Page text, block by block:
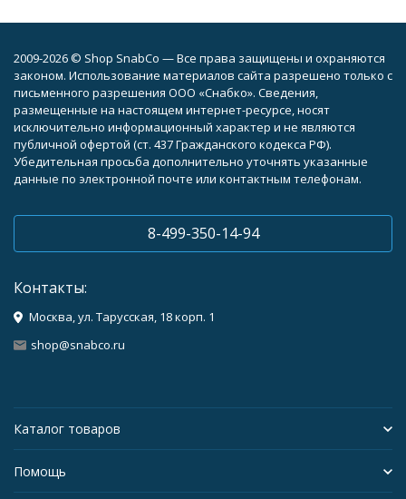
2009-2026 © Shop SnabCo — Все права защищены и охраняются
законом. Использование материалов сайта разрешено только с
письменного разрешения ООО «Снабко». Сведения,
размещенные на настоящем интернет-ресурсе, носят
исключительно информационный характер и не являются
публичной офертой (ст. 437 Гражданского кодекса РФ).
Убедительная просьба дополнительно уточнять указанные
данные по электронной почте или контактным телефонам.
8-499-350-14-94
Контакты:
Москва, ул. Тарусская, 18 корп. 1
shop@snabco.ru
Каталог товаров
Помощь